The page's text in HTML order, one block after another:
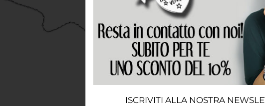
ISCRIVITI ALLA NOSTRA